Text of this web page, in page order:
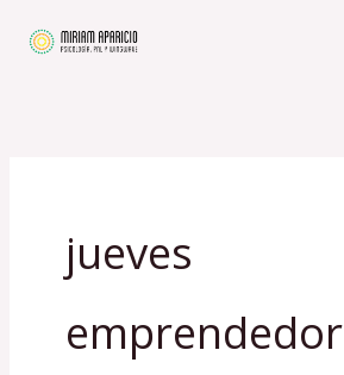
jueves
emprendedor